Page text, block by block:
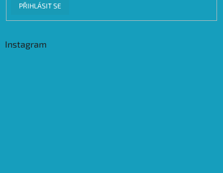
PŘIHLÁSIT SE
Instagram